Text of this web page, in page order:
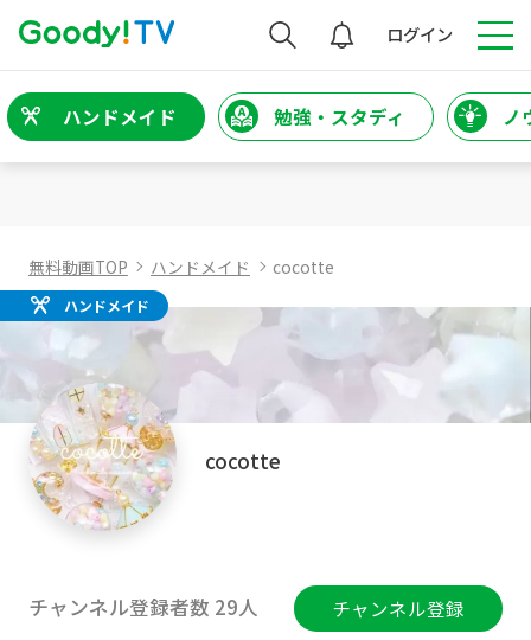
検索 ログイン
ハンドメイド 勉強・スタディ ノ
無料動画TOP ハンドメイド cocotte
ハンドメイド
cocotte
チャンネル登録者数 29人 チャンネル登録